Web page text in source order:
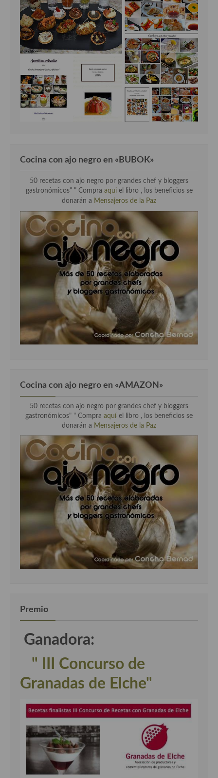
Cocina con ajo negro en «BUBOK»
50 recetas con ajo negro por grandes chef y bloggers
gastronómicos" " Compra aqui el libro , los beneficios se
donarán a Mensajeros de la Paz
Cocina con ajo negro en «AMAZON»
50 recetas con ajo negro por grandes chef y bloggers
gastronómicos" " Compra aquí el libro , los beneficios se
donarán a Mensajeros de la Paz
Premio
Ganadora:
" III Concurso de
Granadas de Elche"